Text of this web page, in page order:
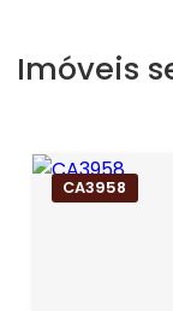
Imóveis
CA3958